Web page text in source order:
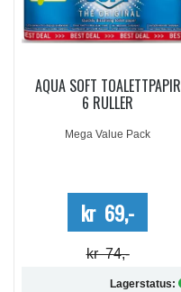
AQUA SOFT TOALETTPAPIR
6 RULLER
Mega Value Pack
kr 69,-
kr 74,-
Lagerstatus: